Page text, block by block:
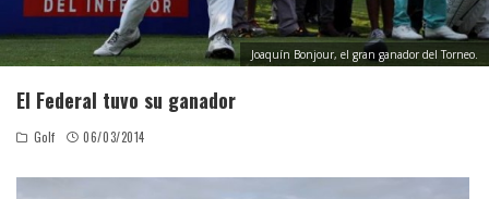
Joaquín Bonjour, el gran ganador del Torneo.
El Federal tuvo su ganador
Golf 06/03/2014